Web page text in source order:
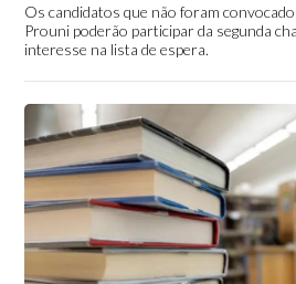
Os candidatos que não foram
Prouni poderão participar da segunda
interesse na lista de espera.